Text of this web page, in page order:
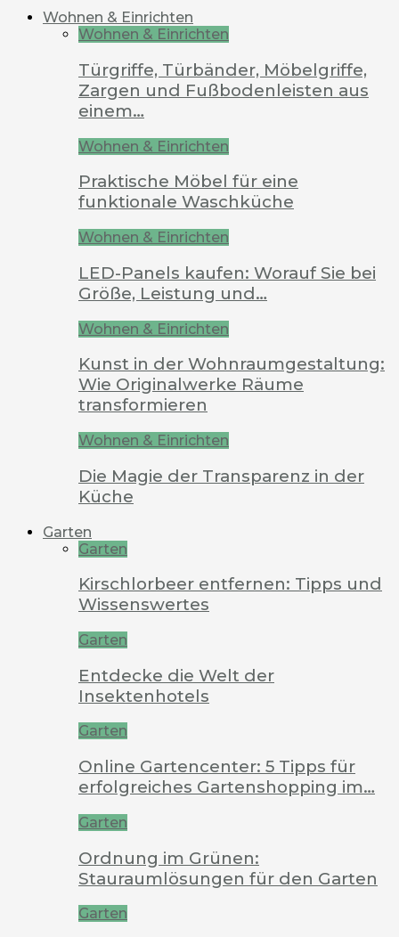
Wohnen & Einrichten
Wohnen & Einrichten
Türgriffe, Türbänder, Möbelgriffe,
Zargen und Fußbodenleisten aus
einem…
Wohnen & Einrichten
Praktische Möbel für eine
funktionale Waschküche
Wohnen & Einrichten
LED-Panels kaufen: Worauf Sie bei
Größe, Leistung und…
Wohnen & Einrichten
Kunst in der Wohnraumgestaltung:
Wie Originalwerke Räume
transformieren
Wohnen & Einrichten
Die Magie der Transparenz in der
Küche
Garten
Garten
Kirschlorbeer entfernen: Tipps und
Wissenswertes
Garten
Entdecke die Welt der
Insektenhotels
Garten
Online Gartencenter: 5 Tipps für
erfolgreiches Gartenshopping im…
Garten
Ordnung im Grünen:
Stauraumlösungen für den Garten
Garten